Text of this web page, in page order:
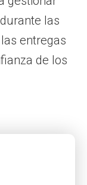
las
entregas
de los